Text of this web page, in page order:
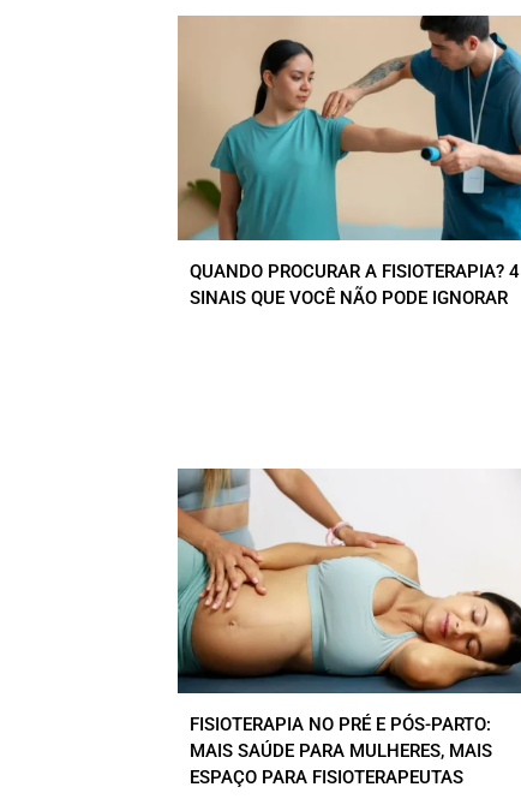
QUANDO PROCURAR A FISIOTERAPIA? 4
SINAIS QUE VOCÊ NÃO PODE IGNORAR
FISIOTERAPIA NO PRÉ E PÓS-PARTO:
MAIS SAÚDE PARA MULHERES, MAIS
ESPAÇO PARA FISIOTERAPEUTAS